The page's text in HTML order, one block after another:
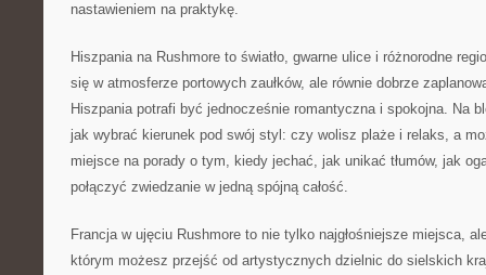
nastawieniem na praktykę.
Hiszpania na Rushmore to światło, gwarne ulice i różnorodne
się w atmosferze portowych zaułków, ale równie dobrze
Hiszpania potrafi być jednocześnie romantyczna i spokojna. Na
jak wybrać kierunek pod swój styl: czy wolisz plaże i relaks, a
miejsce na porady o tym, kiedy jechać, jak unikać tłumów, jak
połączyć zwiedzanie w jedną spójną całość.
Francja w ujęciu Rushmore to nie tylko najgłośniejsze miejsca,
którym możesz przejść od artystycznych dzielnic do sielskich